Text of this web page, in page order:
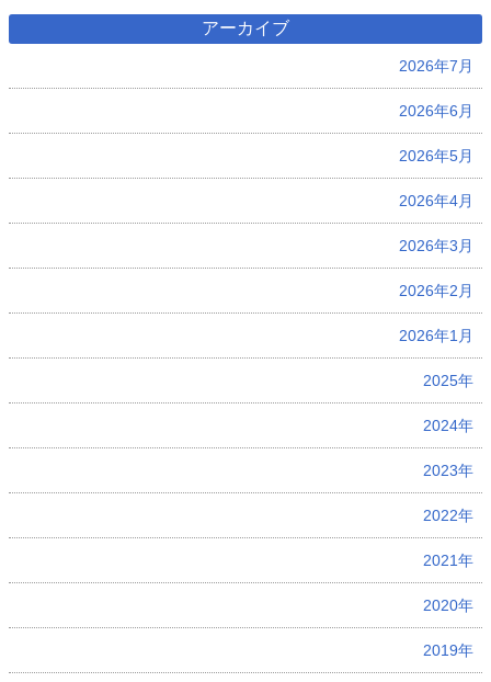
アーカイブ
2026年7月
2026年6月
2026年5月
2026年4月
2026年3月
2026年2月
2026年1月
2025年
2024年
2023年
2022年
2021年
2020年
2019年